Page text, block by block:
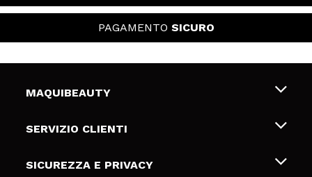
PAGAMENTO SICURO
MAQUIBEAUTY
Chi siamo
Gift Cards
SERVIZIO CLIENTI
Spedizioni & Resi
SICUREZZA E PRIVACY